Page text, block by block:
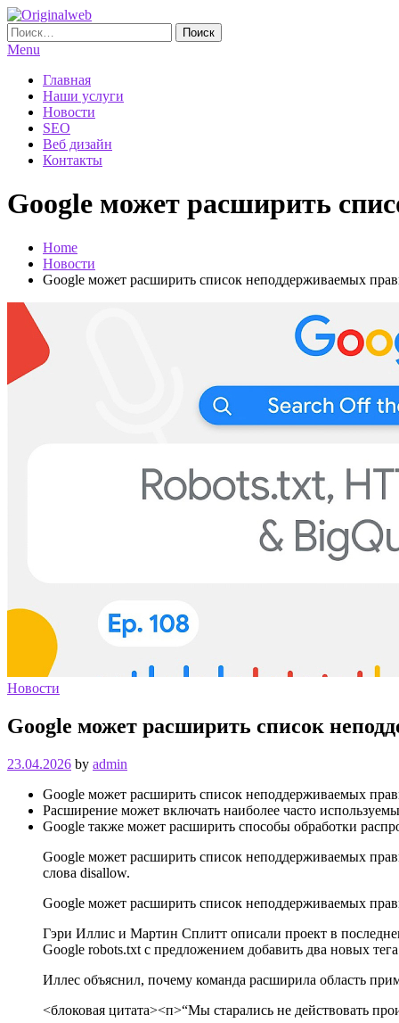
Skip
To
Content
Originalweb
Создание и продвижение сайтов
Найти:
Menu
Главная
Наши услуги
Новости
SEO
Веб дизайн
Контакты
Google может расширить
Home
Новости
Google может расширить список неподдерживаемых
Новости
Google может расширить список
23.04.2026 by admin
Google может расширить список неподдерживаемых
Расширение может включать наиболее часто
Google также может расширить способы обработки
Google может расширить список неподдерживаемых
слова disallow.
Google может расширить список неподдерживаемых
Гэри Иллис и Мартин Сплитт описали проект в
Google robots.txt с предложением добавить два новых
Иллес объяснил, почему команда расширила область
<блоковая цитата><п>“Мы старались не действовать